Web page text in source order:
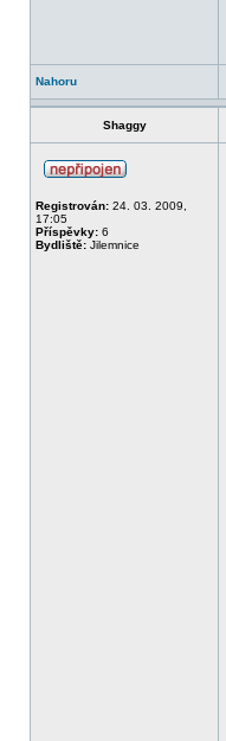
Nahoru
Shaggy
Registrován: 24. 03. 2009,
17:05
Příspěvky: 6
Bydliště: Jilemnice